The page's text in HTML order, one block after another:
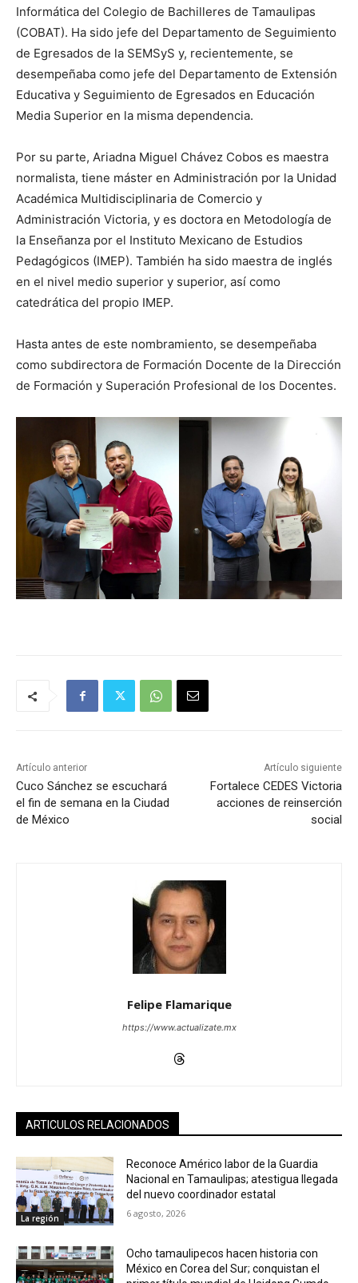
Informática del Colegio de Bachilleres de Tamaulipas
(COBAT). Ha sido jefe del Departamento de Seguimiento
de Egresados de la SEMSyS y, recientemente, se
desempeñaba como jefe del Departamento de Extensión
Educativa y Seguimiento de Egresados en Educación
Media Superior en la misma dependencia.
Por su parte, Ariadna Miguel Chávez Cobos es maestra
normalista, tiene máster en Administración por la Unidad
Académica Multidisciplinaria de Comercio y
Administración Victoria, y es doctora en Metodología de
la Enseñanza por el Instituto Mexicano de Estudios
Pedagógicos (IMEP). También ha sido maestra de inglés
en el nivel medio superior y superior, así como
catedrática del propio IMEP.
Hasta antes de este nombramiento, se desempeñaba
como subdirectora de Formación Docente de la Dirección
de Formación y Superación Profesional de los Docentes.
Artículo anterior
Cuco Sánchez se escuchará
el fin de semana en la Ciudad
de México
Artículo siguiente
Fortalece CEDES Victoria
acciones de reinserción
social
Felipe Flamarique
https://www.actualizate.mx
ARTICULOS RELACIONADOS
La región
Reconoce Américo labor de la Guardia
Nacional en Tamaulipas; atestigua llegada
del nuevo coordinador estatal
6 agosto, 2026
Ocho tamaulipecos hacen historia con
México en Corea del Sur; conquistan el